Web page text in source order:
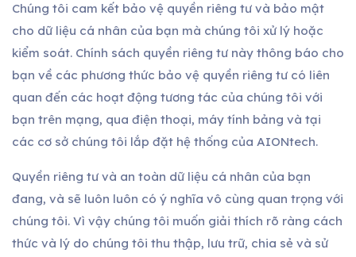
Chúng tôi cam kết bảo vệ quyền riêng tư và bảo mật
cho dữ liệu cá nhân của bạn mà chúng tôi xử lý hoặc
kiểm soát. Chính sách quyền riêng tư này thông báo cho
bạn về các phương thức bảo vệ quyền riêng tư có liên
quan đến các hoạt động tương tác của chúng tôi với
bạn trên mạng, qua điện thoại, máy tính bảng và tại
các cơ sở chúng tôi lắp đặt hệ thống của AIONtech.
Quyền riêng tư và an toàn dữ liệu cá nhân của bạn
đang, và sẽ luôn luôn có ý nghĩa vô cùng quan trọng với
chúng tôi. Vì vậy chúng tôi muốn giải thích rõ ràng cách
thức và lý do chúng tôi thu thập, lưu trữ, chia sẻ và sử